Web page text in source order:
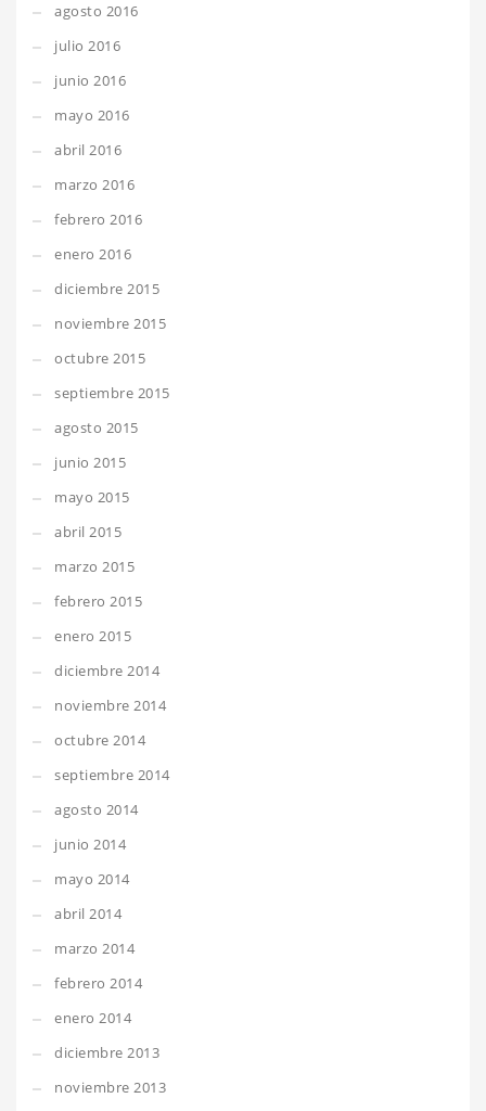
agosto 2016
julio 2016
junio 2016
mayo 2016
abril 2016
marzo 2016
febrero 2016
enero 2016
diciembre 2015
noviembre 2015
octubre 2015
septiembre 2015
agosto 2015
junio 2015
mayo 2015
abril 2015
marzo 2015
febrero 2015
enero 2015
diciembre 2014
noviembre 2014
octubre 2014
septiembre 2014
agosto 2014
junio 2014
mayo 2014
abril 2014
marzo 2014
febrero 2014
enero 2014
diciembre 2013
noviembre 2013